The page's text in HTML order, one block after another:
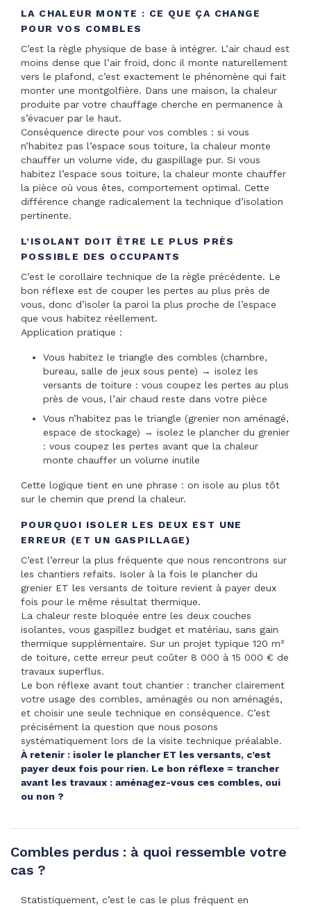
LA CHALEUR MONTE : CE QUE ÇA CHANGE
POUR VOS COMBLES
C’est la règle physique de base à intégrer. L’air chaud est
moins dense que l’air froid, donc il monte naturellement
vers le plafond, c’est exactement le phénomène qui fait
monter une montgolfière. Dans une maison, la chaleur
produite par votre chauffage cherche en permanence à
s’évacuer par le haut.
Conséquence directe pour vos combles : si vous
n’habitez pas l’espace sous toiture, la chaleur monte
chauffer un volume vide, du gaspillage pur. Si vous
habitez l’espace sous toiture, la chaleur monte chauffer
la pièce où vous êtes, comportement optimal. Cette
différence change radicalement la technique d’isolation
pertinente.
L’ISOLANT DOIT ÊTRE LE PLUS PRÈS
POSSIBLE DES OCCUPANTS
C’est le corollaire technique de la règle précédente. Le
bon réflexe est de couper les pertes au plus près de
vous, donc d’isoler la paroi la plus proche de l’espace
que vous habitez réellement.
Application pratique :
Vous habitez le triangle des combles (chambre,
bureau, salle de jeux sous pente) → isolez les
versants de toiture : vous coupez les pertes au plus
près de vous, l’air chaud reste dans votre pièce
Vous n’habitez pas le triangle (grenier non aménagé,
espace de stockage) → isolez le plancher du grenier
: vous coupez les pertes avant que la chaleur
monte chauffer un volume inutile
Cette logique tient en une phrase : on isole au plus tôt
sur le chemin que prend la chaleur.
POURQUOI ISOLER LES DEUX EST UNE
ERREUR (ET UN GASPILLAGE)
C’est l’erreur la plus fréquente que nous rencontrons sur
les chantiers refaits. Isoler à la fois le plancher du
grenier ET les versants de toiture revient à payer deux
fois pour le même résultat thermique.
La chaleur reste bloquée entre les deux couches
isolantes, vous gaspillez budget et matériau, sans gain
thermique supplémentaire. Sur un projet typique 120 m²
de toiture, cette erreur peut coûter 8 000 à 15 000 € de
travaux superflus.
Le bon réflexe avant tout chantier : trancher clairement
votre usage des combles, aménagés ou non aménagés,
et choisir une seule technique en conséquence. C’est
précisément la question que nous posons
systématiquement lors de la visite technique préalable.
À retenir : isoler le plancher ET les versants, c’est
payer deux fois pour rien. Le bon réflexe = trancher
avant les travaux : aménagez-vous ces combles, oui
ou non ?
Combles perdus : à quoi ressemble votre
cas ?
Statistiquement, c’est le cas le plus fréquent en